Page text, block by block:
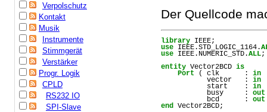
Verpolschutz
Kontakt
Musik
Instrumente
Stimmgerät
Verstärker
Progr. Logik
CPLD
RS232 IO
SPI-Slave
Der Quellcode
library
use IEEE.STD_LOGIC_1164.
use IEEE.NUMERIC_STD.ALL;
entity Vector2BCD is
Port ( clk      : in
           vector   :
in
           start    :
in
           busy     :
out
           bcd      :
out
end
Vector2BCD;